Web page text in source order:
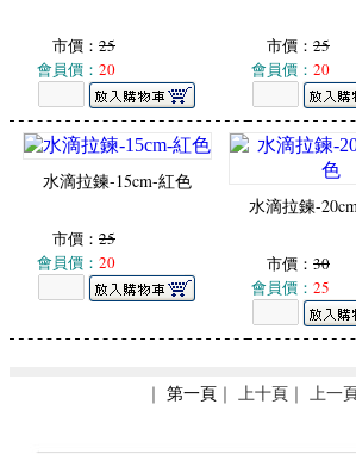
市價： 25
會員價： 20
市價： 25
會員價： 20
水滴拉鍊-15cm-紅色
市價： 25
會員價： 20
水滴拉鍊-
市價： 30
會員價： 25
｜ 第一頁 ｜ 上十頁｜ 上一